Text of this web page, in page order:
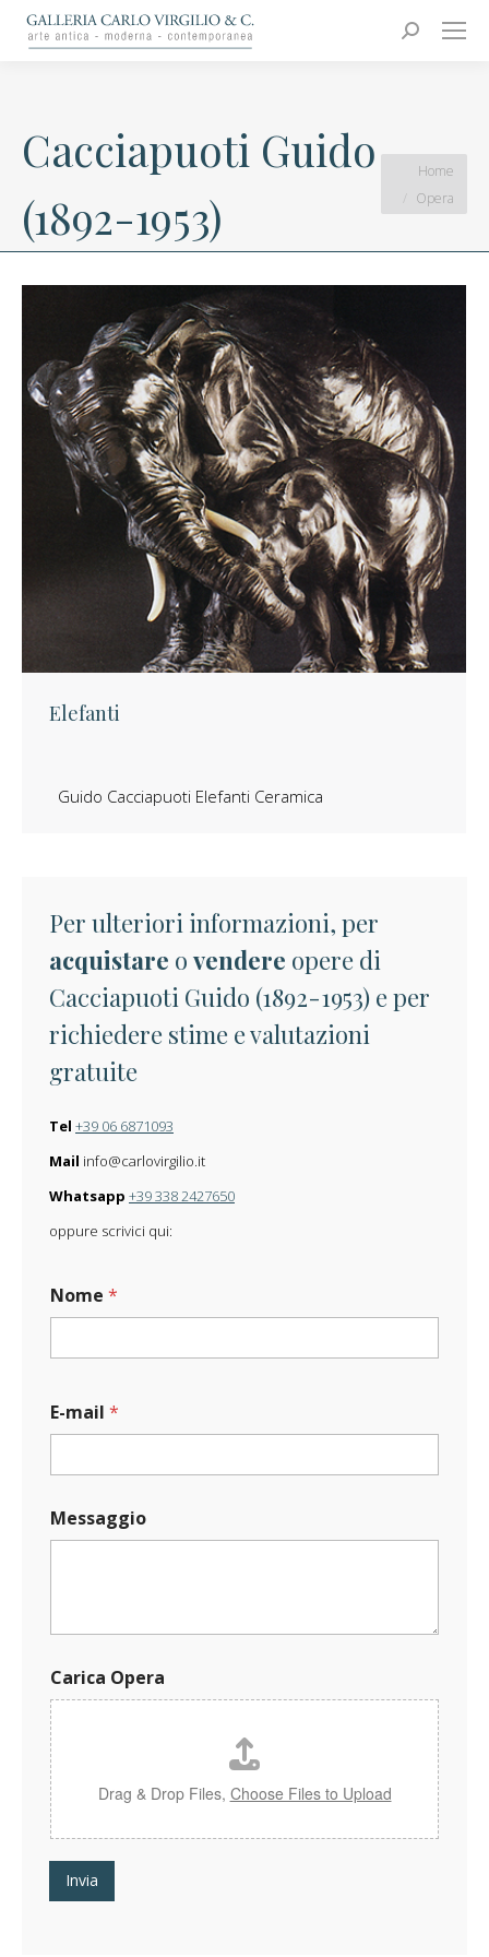
Search:
Carlo Virgilio & C.
Arte moderna e contemporanea
Cacciapuoti Guido
(1892-1953)
You are here:
Home
Opera
Elefanti
Guido Cacciapuoti Elefanti Ceramica
Per ulteriori informazioni, per
acquistare o vendere opere di
Cacciapuoti Guido (1892-1953) e per
richiedere stime e valutazioni
gratuite
Tel +39 06 6871093
Mail info@carlovirgilio.it
Whatsapp +39 338 2427650
oppure scrivici qui:
Nome *
E-mail *
a
r
m
e
O
p
e
r
a
Messaggio
Carica Opera
Drag & Drop Files, Choose Files to Upload
Invia